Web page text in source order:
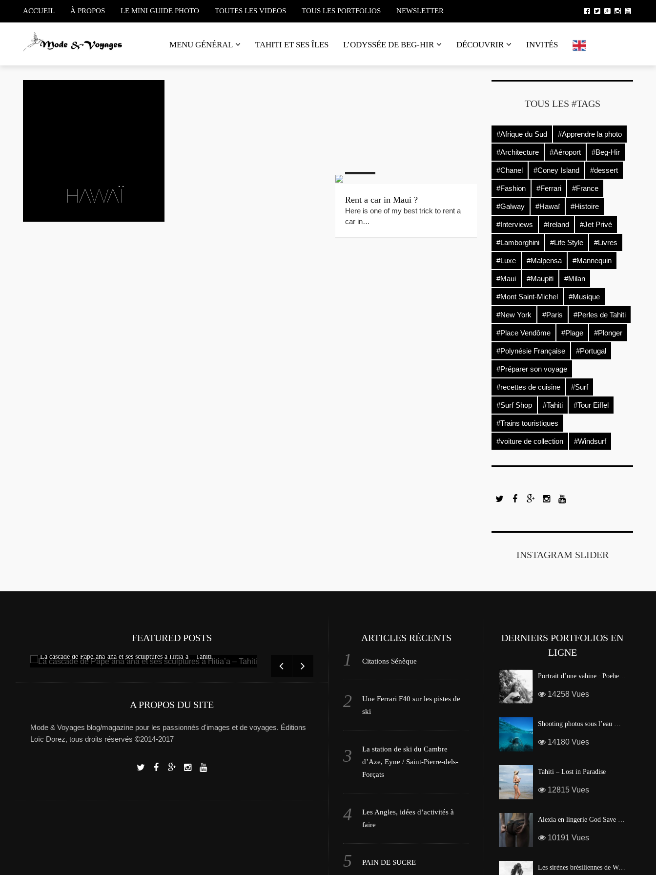
ACCUEIL À PROPOS LE MINI GUIDE PHOTO TOUTES LES VIDEOS TOUS LES PORTFOLIOS NEWSLETTER
MENU GÉNÉRAL TAHITI ET SES ÎLES L’ODYSSÉE DE BEG-HIR DÉCOUVRIR INVITÉS
HAWAÏ
#Shaper #Surf
#Fashion #Hawaï
Rent a car in Maui ?
Here is one of my best trick to rent a
car in…
TOUS LES #TAGS
#Afrique du Sud #Apprendre la photo
#Architecture #Aéroport #Beg-Hir
#Chanel #Coney Island #dessert
#Fashion #Ferrari #France
#Galway #Hawaï #Histoire
#Interviews #Ireland #Jet Privé
#Lamborghini #Life Style #Livres
#Luxe #Malpensa #Mannequin
#Maui #Maupiti #Milan
#Mont Saint-Michel #Musique
#New York #Paris #Perles de Tahiti
#Place Vendôme #Plage #Plonger
#Polynésie Française #Portugal
#Préparer son voyage
#recettes de cuisine #Surf
#Surf Shop #Tahiti #Tour Eiffel
#Trains touristiques
#voiture de collection #Windsurf
INSTAGRAM SLIDER
FEATURED POSTS
La cascade de Pape’ana’ana et ses sculptures à Hitia’a – Tahiti Tout savoir sur l’équipage de Beg-Hir
A PROPOS DU SITE
Mode & Voyages blog/magazine pour les passionnés d'images et de voyages. Éditions
Loïc Dorez, tous droits réservés ©2014-2017
ARTICLES RÉCENTS
Citations Sénèque
Une Ferrari F40 sur les pistes de
ski
La station de ski du Cambre
d’Aze, Eyne / Saint-Pierre-dels-
Forçats
Les Angles, idées d’activités à
faire
PAIN DE SUCRE
DERNIERS PORTFOLIOS EN
LIGNE
Portrait d’une vahine : Poehere Wilson, Miss Tahiti 2010
14258 Vues
Shooting photos sous l’eau made in Tahiti
14180 Vues
Tahiti – Lost in Paradise
12815 Vues
Alexia en lingerie God Save Queen | Brigade Mondaine – Paris
10191 Vues
Les sirènes brésiliennes de Waïmea Bay – Hawaï